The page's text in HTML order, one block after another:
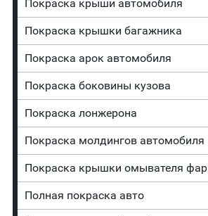
Покраска крыши автомобиля
Покраска крышки багажника
Покраска арок автомобиля
Покраска боковины кузова
Покраска лонжерона
Покраска молдингов автомобиля
Покраска крышки омывателя фар
Полная покраска авто